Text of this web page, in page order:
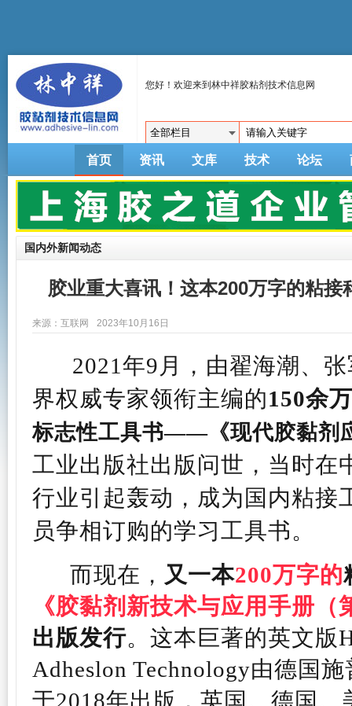
您好！欢迎来到林中祥胶粘剂技术信息网
首页 资讯 文库 技术 论坛
国内外新闻动态
胶业重大喜讯！这本200万字的粘
来源：互联网 2023年10月16日
2021年9月，由翟海潮、
界权威专家领衔主编的150余
标志性工具书——《现代胶黏剂
工业出版社出版问世，当时在
行业引起轰动，成为国内粘接
员争相订购的学习工具书。
而现在， 又一本200万字的
《胶黏剂新技术与应用手册（
出版发行。这本巨著的英文版
Adheslon Technology由德国
于2018年出版，英国、德国、